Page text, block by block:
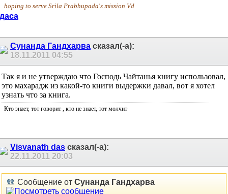
hoping to serve Srila Prabhupada's mission Vd
Сунанда Гандхарва сказал(-а):
18.11.2011 04:55
Так я и не утверждаю что Господь Чайтанья книгу использовал,
это махарадж из какой-то книги выдержки давал, вот я хотел
узнать что за книга.
Кто знает, тот говорит , кто не знает, тот молчит
Visvanath das сказал(-а):
22.11.2011 20:03
Сообщение от Сунанда Гандхарва